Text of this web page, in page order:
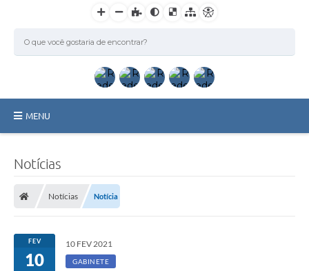
MENU
Licitações / PCA
Transparência
Notícias
Notícias Notícia
FEV
10
10 FEV 2021
GABINETE